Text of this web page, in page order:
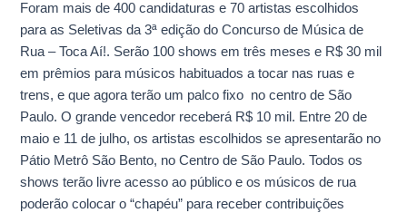
Foram mais de 400 candidaturas e 70 artistas escolhidos
para as Seletivas da 3ª edição do Concurso de Música de
Rua – Toca Aí!. Serão 100 shows em três meses e R$ 30 mil
em prêmios para músicos habituados a tocar nas ruas e
trens, e que agora terão um palco fixo no centro de São
Paulo. O grande vencedor receberá R$ 10 mil. Entre 20 de
maio e 11 de julho, os artistas escolhidos se apresentarão no
Pátio Metrô São Bento, no Centro de São Paulo. Todos os
shows terão livre acesso ao público e os músicos de rua
poderão colocar o “chapéu” para receber contribuições
em
como
funciona
essa
próxima
etapa